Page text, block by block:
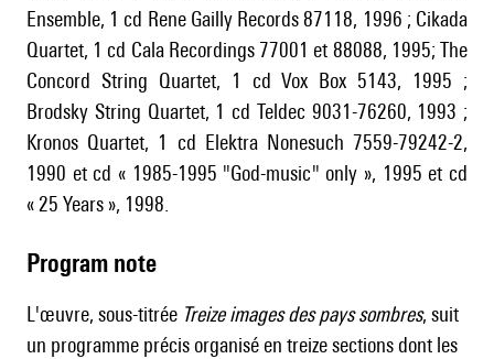
Ensemble, 1 cd Rene Gailly Records 87118, 1996 ; Cikada
Quartet, 1 cd Cala Recordings 77001 et 88088, 1995; The
Concord String Quartet, 1 cd Vox Box 5143, 1995 ;
Brodsky String Quartet, 1 cd Teldec 9031-76260, 1993 ;
Kronos Quartet, 1 cd Elektra Nonesuch 7559-79242-2,
1990 et cd « 1985-1995 "God-music" only », 1995 et cd
« 25 Years », 1998.
Program note
L'œuvre, sous-titrée Treize images des pays sombres, suit
un programme précis organisé en treize sections dont les